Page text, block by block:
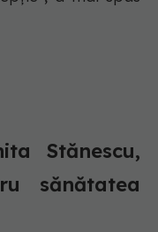
Stănescu,
sănătatea